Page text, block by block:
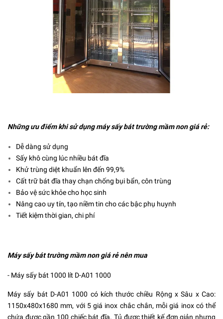
Những ưu điểm khi sử dụng máy sấy bát trường mầm non giá rẻ:
Dễ dàng sử dụng
Sấy khô cùng lúc nhiều bát đĩa
Khử trùng diệt khuẩn lên đến 99,9%
Cất trữ bát đĩa thay chạn chống bụi bẩn, côn trùng
Bảo vệ sức khỏe cho học sinh
Nâng cao uy tín, tạo niềm tin cho các bậc phụ huynh
Tiết kiệm thời gian, chi phí
Máy sấy bát trường mầm non giá rẻ nên mua
- Máy sấy bát 1000 lít D-A01 1000
Máy sấy bát D-A01 1000 có kích thước chiều Rộng x Sâu x Cao:
1150x480x1680 mm, với 5 giá inox chắc chắn, mỗi giá inox có thể
chứa được gần 100 chiếc bát đĩa. Tủ được thiết kế đơn giản nhưng